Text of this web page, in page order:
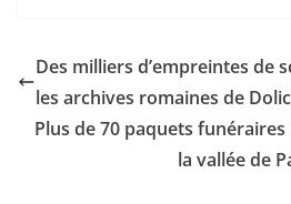
Des milliers d’empreintes de
les archives romaines de
Plus de 70 paquets
la vallée de